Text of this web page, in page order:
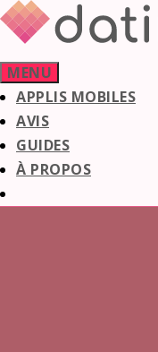
Aller
au
contenu
MENU
APPLIS MOBILES
AVIS
GUIDES
À PROPOS